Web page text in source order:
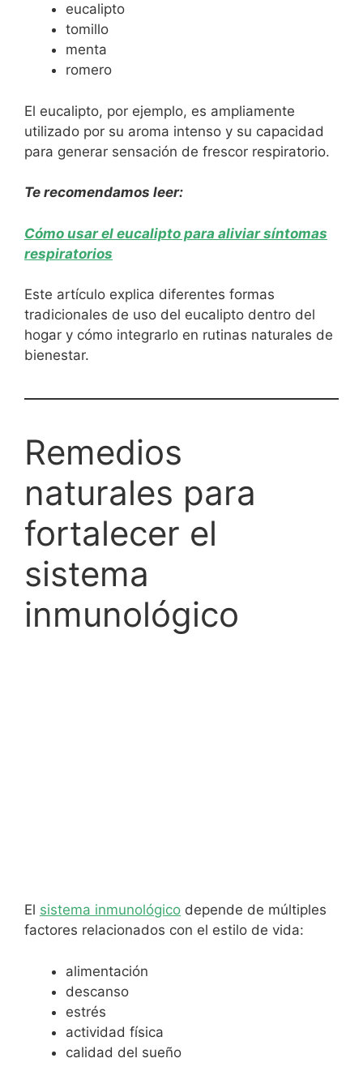
eucalipto
tomillo
menta
romero
El eucalipto, por ejemplo, es ampliamente
utilizado por su aroma intenso y su capacidad
para generar sensación de frescor respiratorio.
Te recomendamos leer:
Cómo usar el eucalipto para aliviar síntomas
respiratorios
Este artículo explica diferentes formas
tradicionales de uso del eucalipto dentro del
hogar y cómo integrarlo en rutinas naturales de
bienestar.
Remedios
naturales para
fortalecer el
sistema
inmunológico
El sistema inmunológico depende de múltiples
factores relacionados con el estilo de vida:
alimentación
descanso
estrés
actividad física
calidad del sueño